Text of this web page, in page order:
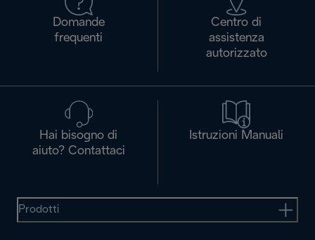
Domande
frequenti
Centro di
assistenza
autorizzato
Hai bisogno di
aiuto? Contattaci
Istruzioni Manuali
Prodotti